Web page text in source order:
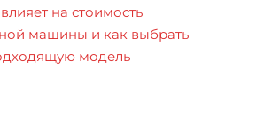
на стоимость
машины и как выбрать
модель